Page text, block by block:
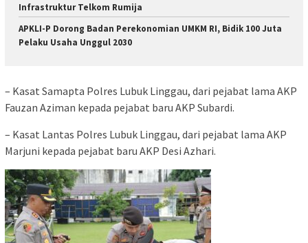
Infrastruktur Telkom Rumija
APKLI-P Dorong Badan Perekonomian UMKM RI, Bidik 100 Juta
Pelaku Usaha Unggul 2030
– Kasat Samapta Polres Lubuk Linggau, dari pejabat lama AKP
Fauzan Aziman kepada pejabat baru AKP Subardi.
– Kasat Lantas Polres Lubuk Linggau, dari pejabat lama AKP
Marjuni kepada pejabat baru AKP Desi Azhari.